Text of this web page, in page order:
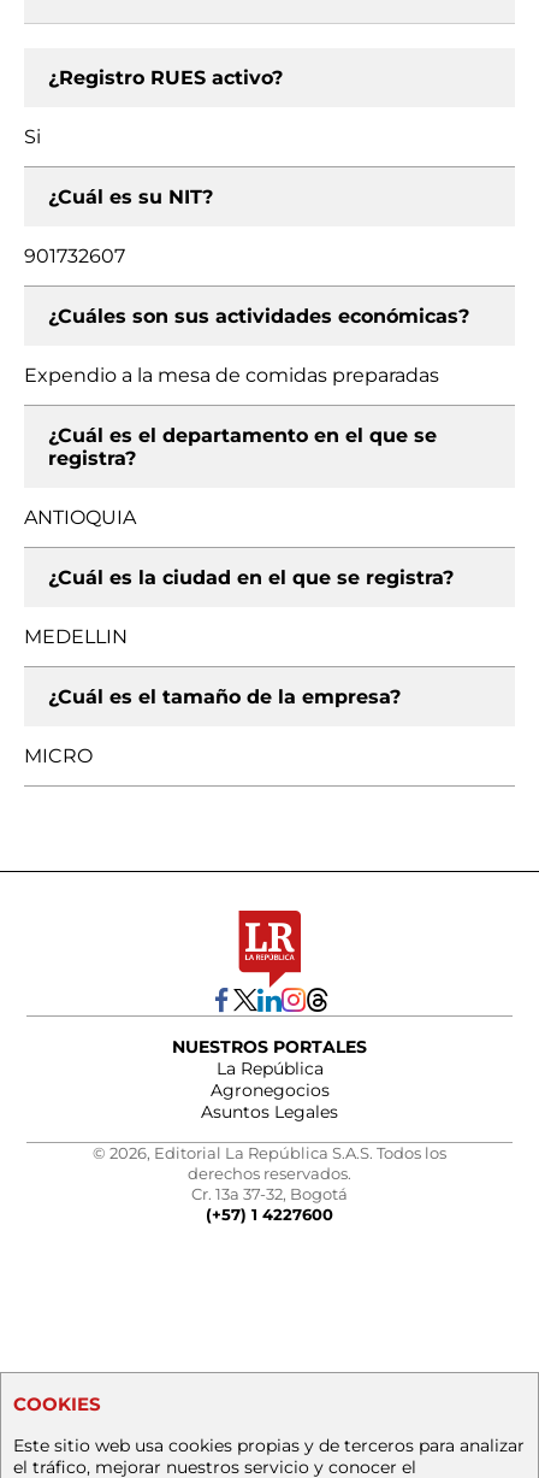
¿Registro RUES activo?
Si
¿Cuál es su NIT?
901732607
¿Cuáles son sus actividades económicas?
Expendio a la mesa de comidas preparadas
¿Cuál es el departamento en el que se
registra?
ANTIOQUIA
¿Cuál es la ciudad en el que se registra?
MEDELLIN
¿Cuál es el tamaño de la empresa?
MICRO
NUESTROS PORTALES
La República
Agronegocios
Asuntos Legales
© 2026, Editorial La República S.A.S. Todos los
derechos reservados.
Cr. 13a 37-32, Bogotá
(+57) 1 4227600
COOKIES
Este sitio web usa cookies propias y de terceros para analizar
el tráfico, mejorar nuestros servicio y conocer el